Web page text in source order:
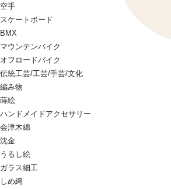
空手
スケートボード
BMX
マウンテンバイク
オフロードバイク
伝統工芸/工芸/手芸/文化
編み物
蒔絵
ハンドメイドアクセサリー
会津木綿
沈金
うるし絵
ガラス細工
しめ縄